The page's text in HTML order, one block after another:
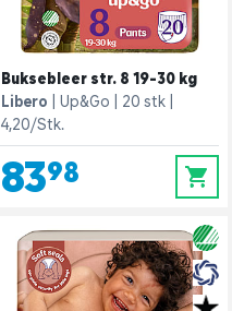
Buksebleer str. 8 19-30 kg
Libero
Up&Go
20 stk
4,20/Stk.
83,98 0